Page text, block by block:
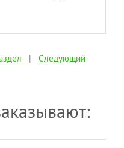
| Следующий